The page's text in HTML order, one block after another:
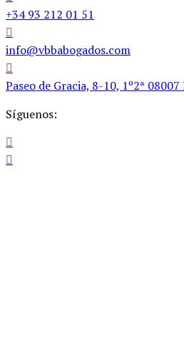
+34 93 212 01 51
info@vbbabogados.com
Paseo de Gracia, 8-10, 1º2ª
Síguenos: